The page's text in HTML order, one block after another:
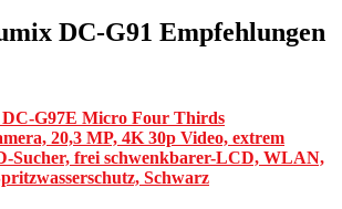
DC-G91 Empfehlungen
G97E Micro Four Thirds
20,3 MP, 4K 30p Video, extrem
Sucher, frei schwenkbarer-LCD, WLAN,
Schwarz